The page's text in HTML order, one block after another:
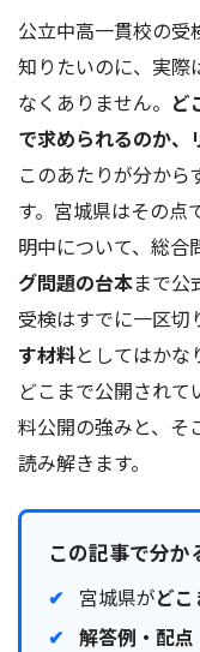
公立中高一貫校の受
知りたいのに、実際
なくありません。 ど
で求められるのか
このあたりが分か
す。宮城県はその点
明中について、総合
グ問題の台本まで公
受検はすでに一区切
す材料としてはかな
どこまで公開され
料公開の強みと、そ
読み解きます。
この記事で分か
宮城県がど
解答例・配